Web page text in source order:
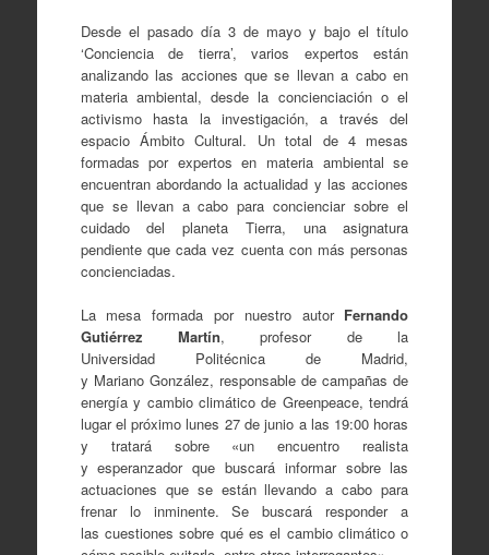
Desde el pasado día 3 de mayo y bajo el título
‘Conciencia de tierra’, varios expertos están
analizando las acciones que se llevan a cabo en
materia ambiental, desde la concienciación o el
activismo hasta la investigación, a través del
espacio Ámbito Cultural. Un total de 4 mesas
formadas por expertos en materia ambiental se
encuentran abordando la actualidad y las acciones
que se llevan a cabo para concienciar sobre el
cuidado del planeta Tierra, una asignatura
pendiente que cada vez cuenta con más personas
concienciadas.
La mesa formada por nuestro autor Fernando
Gutiérrez Martín, profesor de la
Universidad Politécnica de Madrid,
y Mariano González, responsable de campañas de
energía y cambio climático de Greenpeace, tendrá
lugar el próximo lunes 27 de junio a las 19:00 horas
y tratará sobre «un encuentro realista
y esperanzador que buscará informar sobre las
actuaciones que se están llevando a cabo para
frenar lo inminente. Se buscará responder a
las cuestiones sobre qué es el cambio climático o